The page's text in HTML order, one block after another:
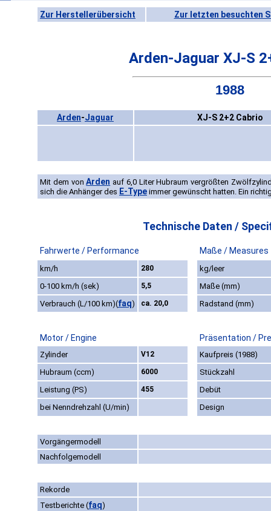
Zur Herstellerübersicht Zur letzten besuchten
Arden-Jaguar XJ-S
1988
Arden-Jaguar XJ-S 2+2 Cabrio
Mit dem vonArden auf 6,0 Liter Hubraum vergrößten
sich die Anhänger des E-Type immer gewünscht hatten. Ein
Technische Daten /
Fahrwerte / Performance Maße / Measures
km/h 280
kg/leer
0-100 km/h (sek)
5,5
Maße (mm)
Verbrauch (L/100 km)(faq) ca. 20,0 Radstand (mm)
Motor / Engine Präsentation /
Zylinder V12
Kaufpreis (1988)
Hubraum (ccm)
6000
Stückzahl
Leistung (PS)
455
Debüt
bei Nenndrehzahl (U/min)
Design
Vorgängermodell
Nachfolgemodell
Rekorde
Testberichte (faq)